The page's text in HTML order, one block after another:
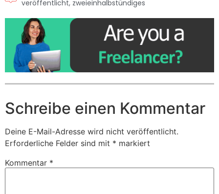
veröffentlicht, zweieinhalbstündiges
Schreibe einen Kommentar
Deine E-Mail-Adresse wird nicht veröffentlicht.
Erforderliche Felder sind mit * markiert
Kommentar *